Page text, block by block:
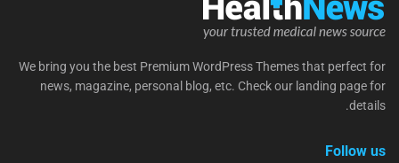
We bring you the best Premium WordPress Themes that perfect for
news, magazine, personal blog, etc. Check our landing page for
details.
Follow us